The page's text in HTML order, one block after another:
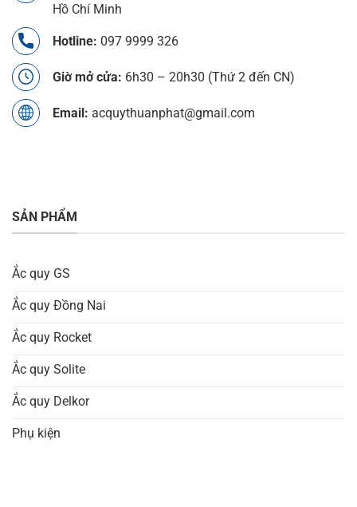
Hồ Chí Minh
Hotline: 097 9999 326
Giờ mở cửa: 6h30 – 20h30 (Thứ 2 đến CN)
Email: acquythuanphat@gmail.com
SẢN PHẨM
Ắc quy GS
Ắc quy Đồng Nai
Ắc quy Rocket
Ắc quy Solite
Ắc quy Delkor
Phụ kiện